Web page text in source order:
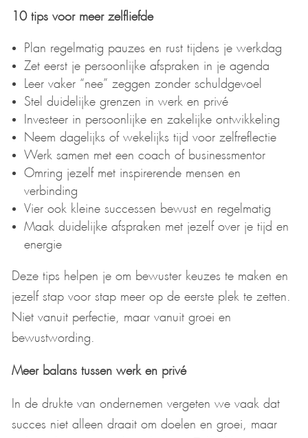
10 tips voor meer zelfliefde
Plan regelmatig pauzes en rust tijdens je werkdag
Zet eerst je persoonlijke afspraken in je agenda
Leer vaker “nee” zeggen zonder schuldgevoel
Stel duidelijke grenzen in werk en privé
Investeer in persoonlijke en zakelijke ontwikkeling
Neem dagelijks of wekelijks tijd voor zelfreflectie
Werk samen met een coach of businessmentor
Omring jezelf met inspirerende mensen en
verbinding
Vier ook kleine successen bewust en regelmatig
Maak duidelijke afspraken met jezelf over je tijd en
energie
Deze tips helpen je om bewuster keuzes te maken en
jezelf stap voor stap meer op de eerste plek te zetten.
Niet vanuit perfectie, maar vanuit groei en
bewustwording.
Meer balans tussen werk en privé
In de drukte van ondernemen vergeten we vaak dat
succes niet alleen draait om doelen en groei, maar